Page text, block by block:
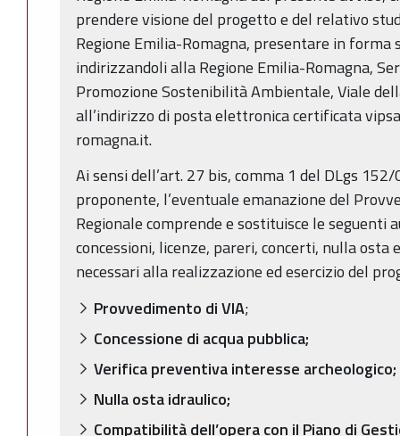
prendere visione del progetto e del relativo
Regione Emilia-Romagna, presentare in
indirizzandoli alla Regione Emilia-Romagna,
Promozione Sostenibilità Ambientale, Viale
all’indirizzo di posta elettronica certificata
romagna.it.
Ai sensi dell’art. 27 bis, comma 1 del DLgs
proponente, l’eventuale emanazione del
Regionale comprende e sostituisce le seguenti
concessioni, licenze, pareri, concerti, nulla osta
necessari alla realizzazione ed esercizio del
Provvedimento di VIA;
Concessione di acqua pubblica;
Verifica preventiva interesse archeologico;
Nulla osta idraulico;
Compatibilità dell’opera con il Piano di